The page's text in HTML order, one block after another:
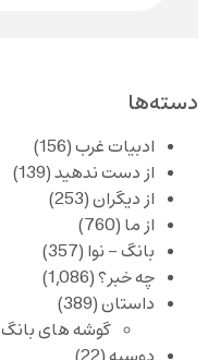
دسته‌ها
ادبیات غرب(156)
از دست ندهید(139)
از دیگران(253)
از ما (760)
بانگ – نوا (357)
چه خبر؟(1,086)
داستان(389)
گوشه های بانگ